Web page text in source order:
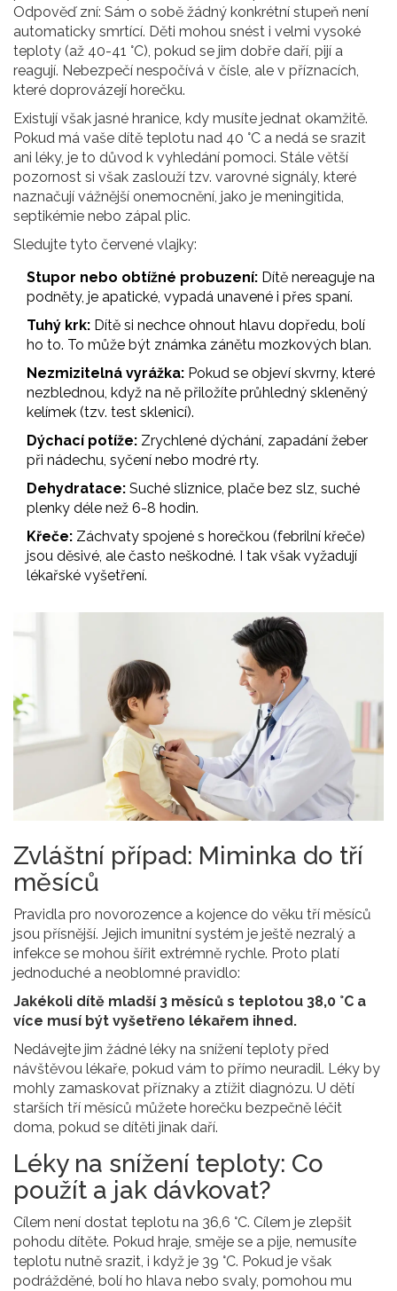
Odpověď zní: Sám o sobě žádný konkrétní stupeň není
automaticky smrtící. Děti mohou snést i velmi vysoké
teploty (až 40-41 °C), pokud se jim dobře daří, pijí a
reagují. Nebezpečí nespočívá v čísle, ale v příznacích,
které doprovázejí horečku.
Existují však jasné hranice, kdy musíte jednat okamžitě.
Pokud má vaše dítě teplotu nad 40 °C a nedá se srazit
ani léky, je to důvod k vyhledání pomoci. Stále větší
pozornost si však zaslouží tzv. varovné signály, které
naznačují vážnější onemocnění, jako je meningitida,
septikémie nebo zápal plic.
Sledujte tyto červené vlajky:
Stupor nebo obtížné probuzení: Dítě nereaguje na
podněty, je apatické, vypadá unavené i přes spaní.
Tuhý krk: Dítě si nechce ohnout hlavu dopředu, bolí
ho to. To může být známka zánětu mozkových blan.
Nezmizitelná vyrážka: Pokud se objeví skvrny, které
nezblednou, když na ně přiložíte průhledný skleněný
kelímek (tzv. test sklenicí).
Dýchací potíže: Zrychlené dýchání, zapadání žeber
při nádechu, syčení nebo modré rty.
Dehydratace: Suché sliznice, plače bez slz, suché
plenky déle než 6-8 hodin.
Křeče: Záchvaty spojené s horečkou (febrilní křeče)
jsou děsivé, ale často neškodné. I tak však vyžadují
lékařské vyšetření.
Zvláštní případ: Miminka do tří
měsíců
Pravidla pro novorozence a kojence do věku tří měsíců
jsou přísnější. Jejich imunitní systém je ještě nezralý a
infekce se mohou šířit extrémně rychle. Proto platí
jednoduché a neoblomné pravidlo:
Jakékoli dítě mladší 3 měsíců s teplotou 38,0 °C a
více musí být vyšetřeno lékařem ihned.
Nedávejte jim žádné léky na snížení teploty před
návštěvou lékaře, pokud vám to přímo neuradil. Léky by
mohly zamaskovat příznaky a ztížit diagnózu. U dětí
starších tří měsíců můžete horečku bezpečně léčit
doma, pokud se dítěti jinak daří.
Léky na snížení teploty: Co
použít a jak dávkovat?
Cílem není dostat teplotu na 36,6 °C. Cílem je zlepšit
pohodu dítěte. Pokud hraje, směje se a pije, nemusíte
teplotu nutně srazit, i když je 39 °C. Pokud je však
podrážděné, bolí ho hlava nebo svaly, pomohou mu